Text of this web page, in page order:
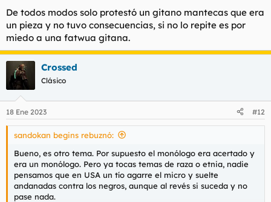
De todos modos solo protestó un gitano mantecas que era
un pieza y no tuvo consecuencias, si no lo repite es por
miedo a una fatwua gitana.
Crossed
Clásico
18 Ene 2023 #12
sandokan begins rebuznó:
Bueno, es otro tema. Por supuesto el monólogo era acertado y
era un monólogo. Pero ya tocas temas de raza o etnia, nadie
pensamos que en USA un tío agarre el micro y suelte
andanadas contra los negros, aunque al revés si suceda y no
pase nada.